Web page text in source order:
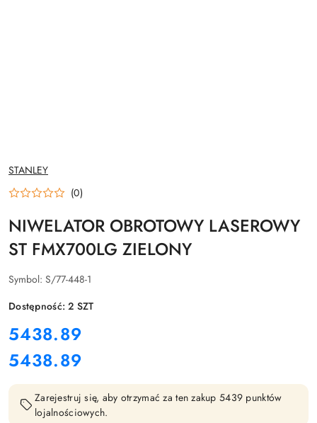
NAZWA
PRODUCENTA:
STANLEY
(0)
NIWELATOR OBROTOWY LASEROWY
ST FMX700LG ZIELONY
Symbol: S/77-448-1
Dostępność:2 SZT
cena:
5438.89
Cena:
5438.89
Zarejestruj się, aby otrzymać za ten zakup 5439 punktów
lojalnościowych.